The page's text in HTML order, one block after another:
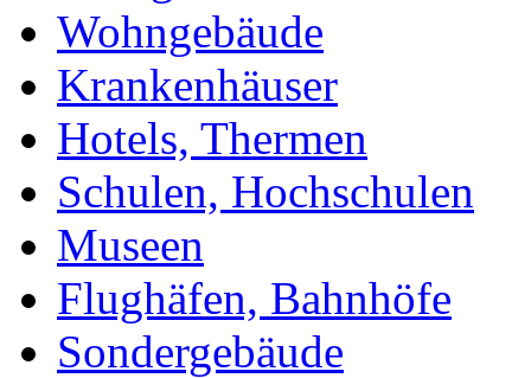
Wohngebäude
Krankenhäuser
Hotels, Thermen
Schulen, Hochschulen
Museen
Flughäfen, Bahnhöfe
Sondergebäude